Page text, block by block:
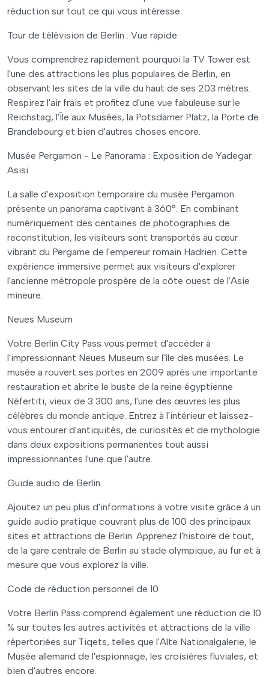
réduction sur tout ce qui vous intéresse.
Tour de télévision de Berlin : Vue rapide
Vous comprendrez rapidement pourquoi la TV Tower est
l'une des attractions les plus populaires de Berlin, en
observant les sites de la ville du haut de ses 203 mètres.
Respirez l'air frais et profitez d'une vue fabuleuse sur le
Reichstag, l'Île aux Musées, la Potsdamer Platz, la Porte de
Brandebourg et bien d'autres choses encore.
Musée Pergamon - Le Panorama : Exposition de Yadegar
Asisi
La salle d'exposition temporaire du musée Pergamon
présente un panorama captivant à 360°. En combinant
numériquement des centaines de photographies de
reconstitution, les visiteurs sont transportés au cœur
vibrant du Pergame de l'empereur romain Hadrien. Cette
expérience immersive permet aux visiteurs d'explorer
l'ancienne métropole prospère de la côte ouest de l'Asie
mineure.
Neues Museum
Votre Berlin City Pass vous permet d'accéder à
l'impressionnant Neues Museum sur l'île des musées. Le
musée a rouvert ses portes en 2009 après une importante
restauration et abrite le buste de la reine égyptienne
Néfertiti, vieux de 3 300 ans, l'une des œuvres les plus
célèbres du monde antique. Entrez à l'intérieur et laissez-
vous entourer d'antiquités, de curiosités et de mythologie
dans deux expositions permanentes tout aussi
impressionnantes l'une que l'autre.
Guide audio de Berlin
Ajoutez un peu plus d'informations à votre visite grâce à un
guide audio pratique couvrant plus de 100 des principaux
sites et attractions de Berlin. Apprenez l'histoire de tout,
de la gare centrale de Berlin au stade olympique, au fur et à
mesure que vous explorez la ville.
Code de réduction personnel de 10
Votre Berlin Pass comprend également une réduction de 10
% sur toutes les autres activités et attractions de la ville
répertoriées sur Tiqets, telles que l'Alte Nationalgalerie, le
Musée allemand de l'espionnage, les croisières fluviales, et
bien d'autres encore.